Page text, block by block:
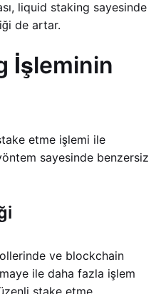
liquid staking sayesinde
de artar.
İşleminin
etme işlemi ile
sayesinde benzersiz
ve blockchain
ile daha fazla işlem
stake etme